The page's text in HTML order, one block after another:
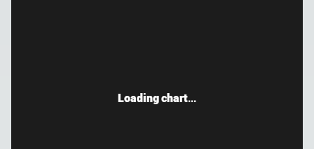
Loading chart...